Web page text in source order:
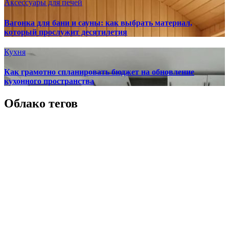
Аксессуары для печей
Вагонка для бани и сауны: как выбрать материал,
который прослужит десятилетия
Кухня
Как грамотно спланировать бюджет на обновление
кухонного пространства
Облако тегов